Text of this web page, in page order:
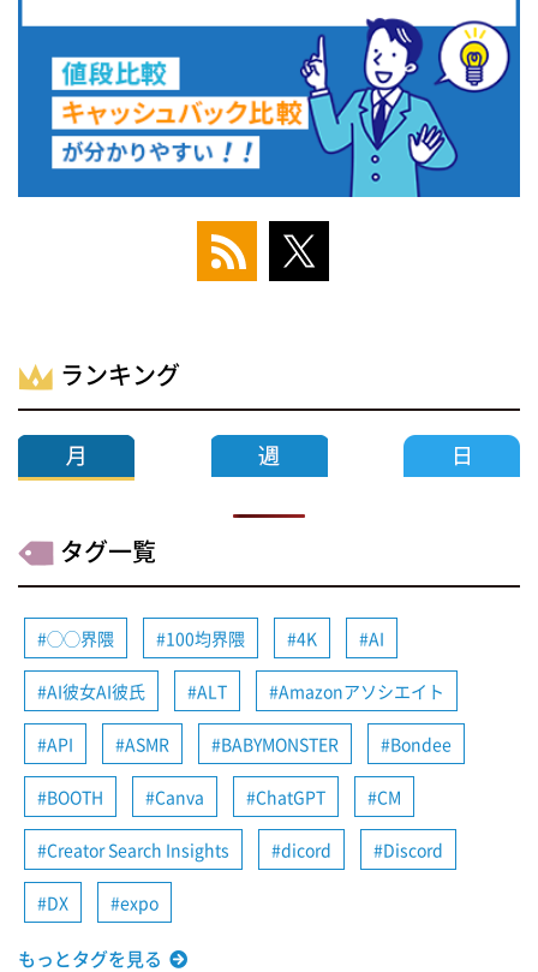
ランキング
タグ一覧
◯◯界隈 100均界隈 4K AI
AI彼女AI彼氏 ALT Amazonアソシエイト
API ASMR BABYMONSTER Bondee
BOOTH Canva ChatGPT CM
Creator Search Insights dicord Discord
DX expo
もっとタグを見る